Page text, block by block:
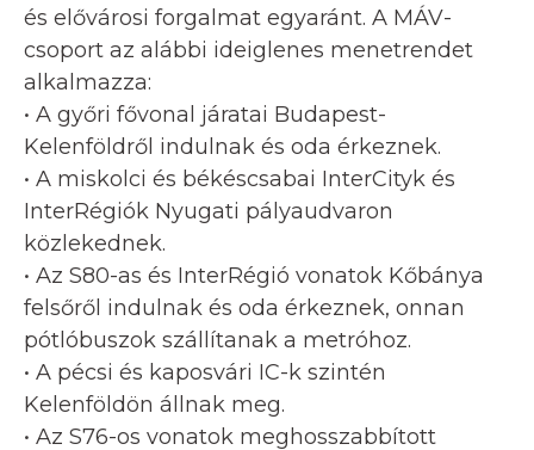
és elővárosi forgalmat egyaránt. A MÁV-
csoport az alábbi ideiglenes menetrendet
alkalmazza:
• A győri fővonal járatai Budapest-
Kelenföldről indulnak és oda érkeznek.
• A miskolci és békéscsabai InterCityk és
InterRégiók Nyugati pályaudvaron
közlekednek.
• Az S80-as és InterRégió vonatok Kőbánya
felsőről indulnak és oda érkeznek, onnan
pótlóbuszok szállítanak a metróhoz.
• A pécsi és kaposvári IC-k szintén
Kelenföldön állnak meg.
• Az S76-os vonatok meghosszabbított